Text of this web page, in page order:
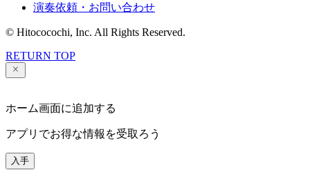
演奏依頼・お問い合わせ
© Hitococochi, Inc. All Rights Reserved.
RETURN TOP
ホーム画面に追加する
アプリでお得な情報を受取ろう
入手